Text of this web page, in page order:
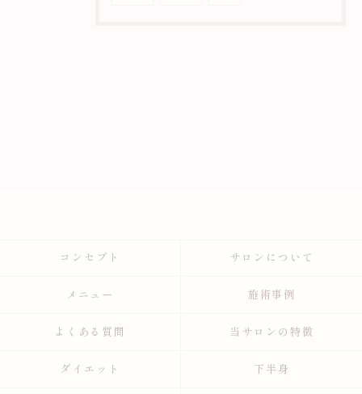
コンセプト サロンについて
メニュー 施術事例
よくある質問 当サロンの特徴
ダイエット 下半身